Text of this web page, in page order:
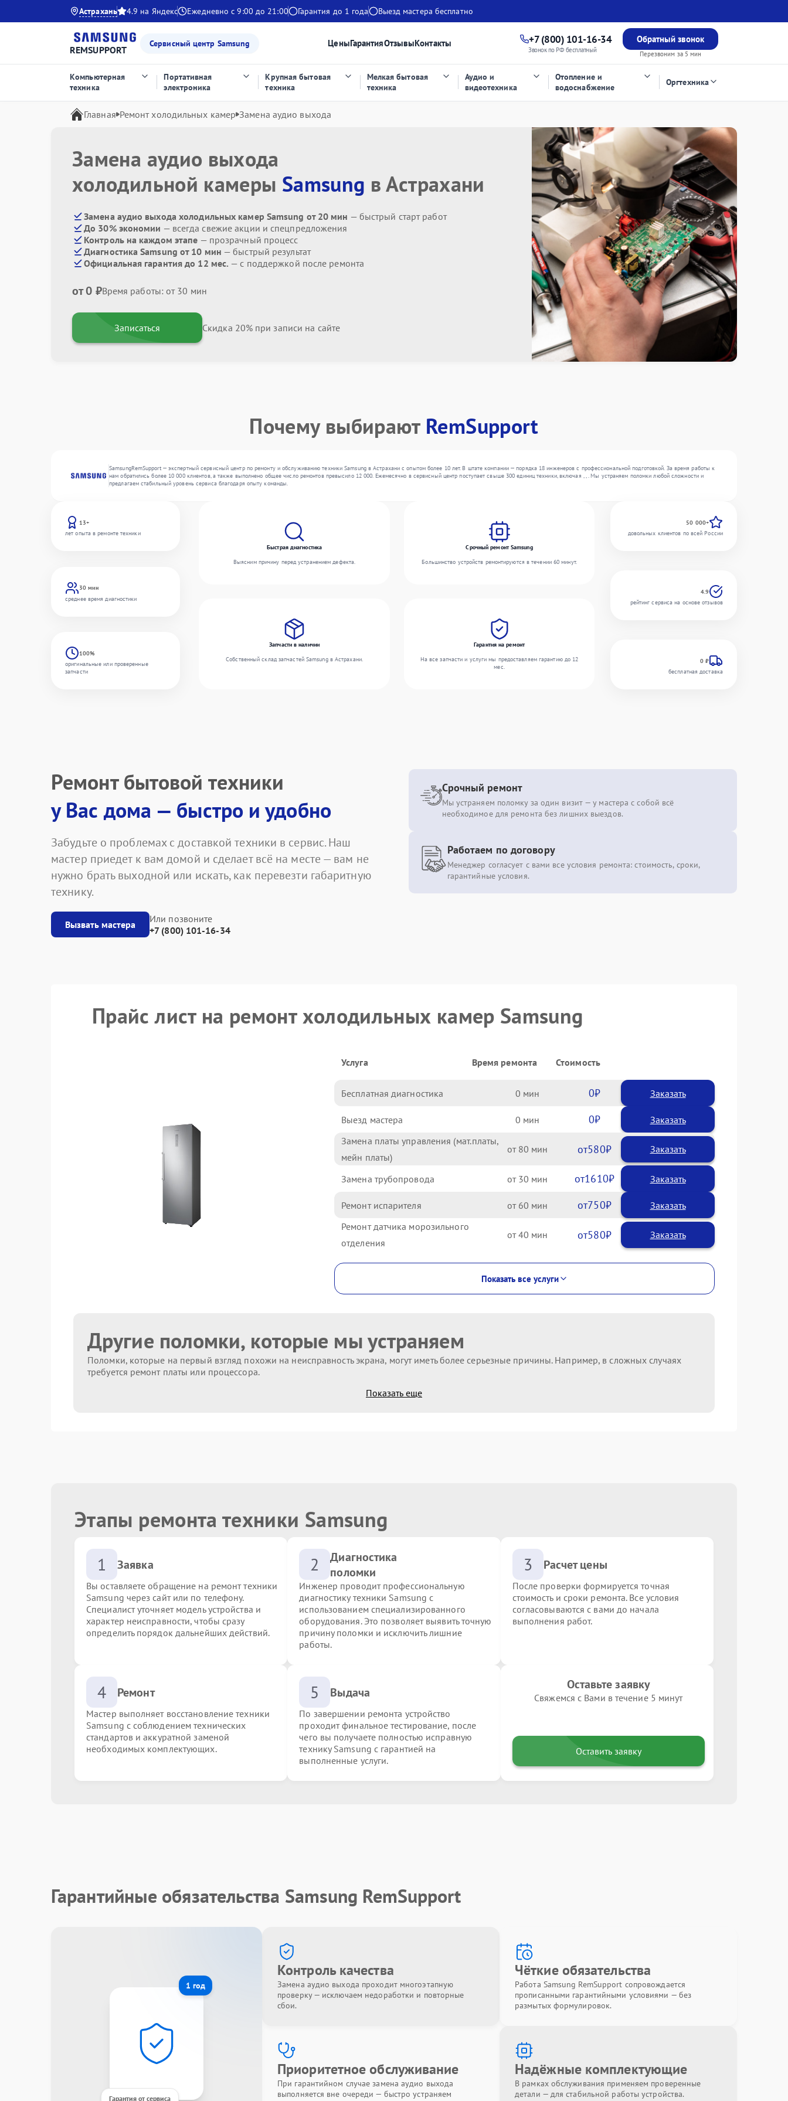
Астрахань 4.9 на Яндекс Ежедневно с 9:00 до 21:00 Гарантия до 1 года Выезд мастера бесплатно
REMSUPPORT
Сервисный центр Samsung ЦеныГарантияОтзывыКонтакты +7 (800) 101-16-34
Звонок по РФ бесплатный
Обратный звонок
Перезвоним за 5 мин
Компьютерная
техника
Портативная
электроника
Крупная бытовая
техника
Мелкая бытовая
техника
Аудио и
видеотехника
Отопление и
водоснабжение
Оргтехника
Главная Ремонт холодильных камер Замена аудио выхода
Замена аудио выхода
холодильной камеры Samsung в Астрахани
Замена аудио выхода холодильных камер Samsung от 20 мин — быстрый старт работ
До 30% экономии — всегда свежие акции и спецпредложения
Контроль на каждом этапе — прозрачный процесс
Диагностика Samsung от 10 мин — быстрый результат
Официальная гарантия до 12 мес. — с поддержкой после ремонта
от 0 ₽Время работы: от 30 мин
Записаться Скидка 20% при записи на сайте
Почему выбирают RemSupport
SamsungRemSupport — экспертный сервисный центр по ремонту и обслуживанию техники Samsung в Астрахани с опытом более 10 лет. В штате компании — порядка 18 инженеров с профессиональной подготовкой. За время работы к
нам обратились более 10 000 клиентов, а также выполнено общее число ремонтов превысило 12 000. Ежемесячно в сервисный центр поступает свыше 300 единиц техники, включая , , . Мы устраняем поломки любой сложности и
предлагаем стабильный уровень сервиса благодаря опыту команды.
13+
лет опыта в ремонте техники
30 мин
среднее время диагностики
100%
оригинальные или проверенные
запчасти
Быстрая диагностика
Выясним причину перед устранением дефекта.
Срочный ремонт Samsung
Большинство устройств ремонтируются в течении 60 минут.
Запчасти в наличии
Собственный склад запчастей Samsung в Астрахани.
Гарантия на ремонт
На все запчасти и услуги мы предоставляем гарантию до 12
мес.
50 000+
довольных клиентов по всей России
4.9
рейтинг сервиса на основе отзывов
0 ₽
бесплатная доставка
Ремонт бытовой техники
у Вас дома — быстро и удобно
Забудьте о проблемах с доставкой техники в сервис. Наш
мастер приедет к вам домой и сделает всё на месте — вам не
нужно брать выходной или искать, как перевезти габаритную
технику.
Вызвать мастера
Или позвоните
+7 (800) 101-16-34
Срочный ремонт
Мы устраняем поломку за один визит — у мастера с собой всё
необходимое для ремонта без лишних выездов.
Работаем по договору
Менеджер согласует с вами все условия ремонта: стоимость, сроки,
гарантийные условия.
Прайс лист на ремонт холодильных камер Samsung
Услуга Время ремонта Стоимость
Бесплатная диагностика 0 0 Заказать
Выезд мастера 0 0
Заказать
Замена платы управления (мат.платы,
мейн платы)
80 580
Замена трубопровода 30 1610
Ремонт испарителя 60 750
Ремонт датчика морозильного
отделения
40 580
Показать все услуги
Другие поломки, которые мы устраняем
Поломки, которые на первый взгляд похожи на неисправность экрана, могут иметь более серьезные причины. Например, в сложных случаях
требуется ремонт платы или процессора.
Показать еще
Этапы ремонта техники Samsung
1 Заявка
Вы оставляете обращение на ремонт техники
Samsung через сайт или по телефону.
Специалист уточняет модель устройства и
характер неисправности, чтобы сразу
определить порядок дальнейших действий.
2
Диагностика
поломки
Инженер проводит профессиональную
диагностику техники Samsung с
использованием специализированного
оборудования. Это позволяет выявить точную
причину поломки и исключить лишние
работы.
3 Расчет цены
После проверки формируется точная
стоимость и сроки ремонта. Все условия
согласовываются с вами до начала
выполнения работ.
4 Ремонт
Мастер выполняет восстановление техники
Samsung с соблюдением технических
стандартов и аккуратной заменой
необходимых комплектующих.
5 Выдача
По завершении ремонта устройство
проходит финальное тестирование, после
чего вы получаете полностью исправную
технику Samsung с гарантией на
выполненные услуги.
Оставьте заявку
Свяжемся с Вами в течение 5 минут
Оставить заявку
Гарантийные обязательства Samsung RemSupport
1 год
Гарантия от сервиса
Контроль качества
Замена аудио выхода проходит многоэтапную
проверку — исключаем недоработки и повторные
сбои.
Чёткие обязательства
Работа Samsung RemSupport сопровождается
прописанными гарантийными условиями — без
размытых формулировок.
Приоритетное обслуживание
При гарантийном случае замена аудио выхода
выполняется вне очереди — быстро устраняем
Надёжные комплектующие
В рамках обслуживания применяем проверенные
детали — для стабильной работы устройства.